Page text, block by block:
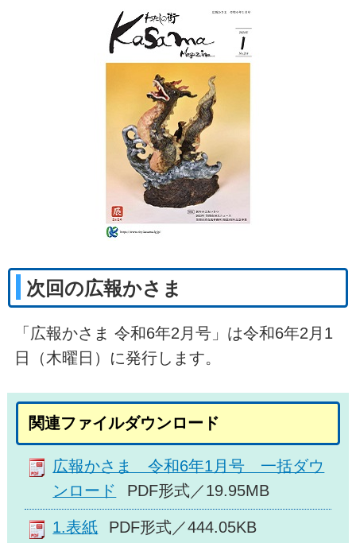
次回の広報かさま
「広報かさま 令和6年2月号」は令和6年2月1
日（木曜日）に発行します。
関連ファイルダウンロード
広報かさま 令和6年1月号 一括ダウ
ンロード
PDF形式／19.95MB
1.表紙 PDF形式／444.05KB